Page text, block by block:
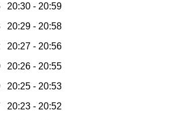
20:30 - 20:59
20:29 - 20:58
20:27 - 20:56
20:26 - 20:55
20:25 - 20:53
20:23 - 20:52